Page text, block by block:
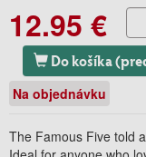
12.95 €
Do
Na objednávku
The Famous Five told